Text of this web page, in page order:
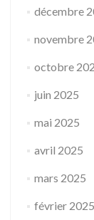
décembre
novembre
octobre
juin 2025
mai 2025
avril 2025
mars 2025
février 2025